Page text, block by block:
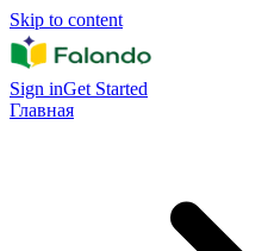
Skip to content
Sign inGet Started
Главная